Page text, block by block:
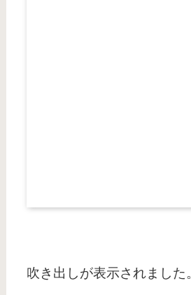
吹き出しが表示されました。